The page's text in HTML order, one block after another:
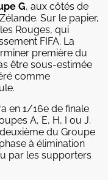
G, aux côtés de
Sur le papier,
Rouges, qui
FIFA. La
première du
être sous-estimée
comme
en 1/16e de finale
A, E, H, I ou J.
du Groupe
à élimination
par les supporters